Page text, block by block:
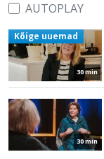
AUTOPLAY
30 min
Kõige uuemad
30 min